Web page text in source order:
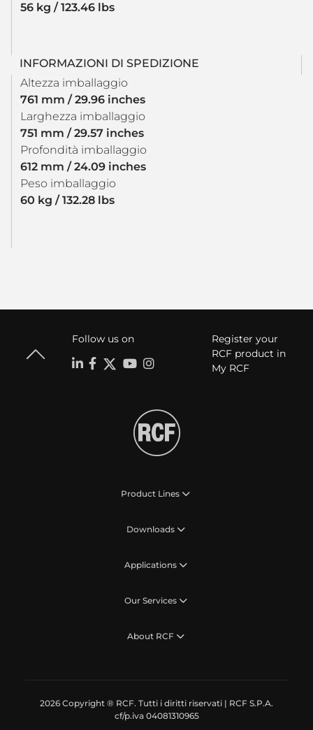
56 kg / 123.46 lbs
INFORMAZIONI DI SPEDIZIONE
Altezza imballaggio
761 mm / 29.96 inches
Larghezza imballaggio
751 mm / 29.57 inches
Profondità imballaggio
612 mm / 24.09 inches
Peso imballaggio
60 kg / 132.28 lbs
Follow us on
Register your
RCF product in
My RCF
Product Lines
Downloads
Applications
Our Services
About RCF
2026 Copyright ® RCF. Tutti i diritti riservati | RCF S.P.A.
cf/p.iva 04081310965